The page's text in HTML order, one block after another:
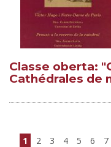
Classe oberta:
Cathédrales de
1 2 3 4 5 6 7